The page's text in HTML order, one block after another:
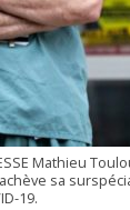
Mathieu
sa
19.